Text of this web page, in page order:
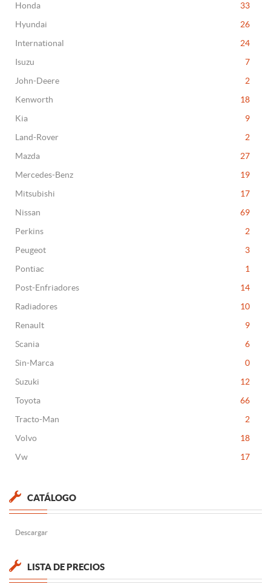
Honda
33
Hyundai
26
International
24
Isuzu
7
John-Deere
2
Kenworth
18
Kia
9
Land-Rover
2
Mazda
27
Mercedes-Benz
19
Mitsubishi
17
Nissan
69
Perkins
2
Peugeot
3
Pontiac
1
Post-Enfriadores
14
Radiadores
10
Renault
9
Scania
6
Sin-Marca
0
Suzuki
12
Toyota
66
Tracto-Man
2
Volvo
18
Vw
17
CATÁLOGO
Descargar
LISTA DE PRECIOS